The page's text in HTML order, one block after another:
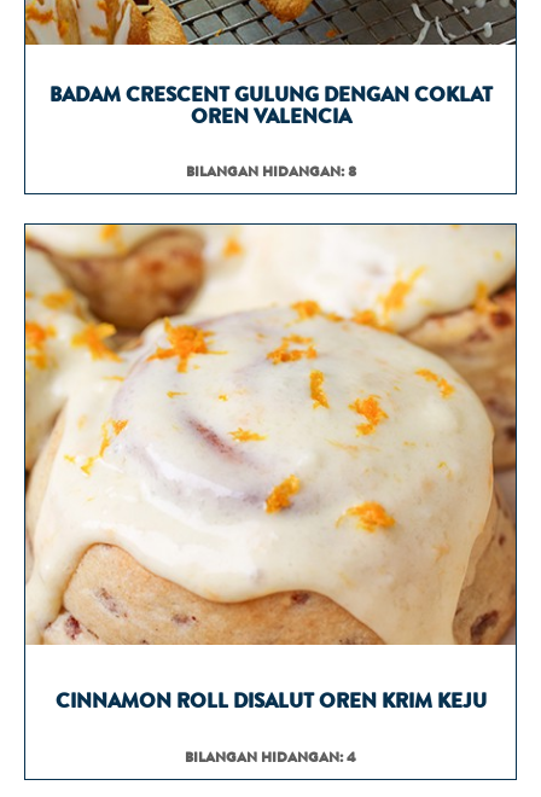
BADAM CRESCENT GULUNG DENGAN COKLAT
OREN VALENCIA
BILANGAN HIDANGAN: 8
CINNAMON ROLL DISALUT OREN KRIM KEJU
BILANGAN HIDANGAN: 4